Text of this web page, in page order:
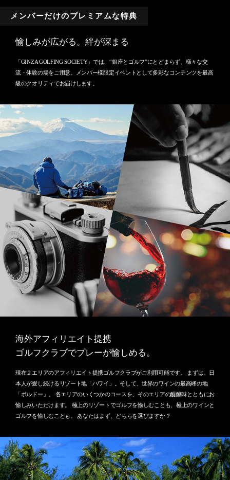
ログイン
TOP
ACCESS
EVENT
MENU
NEWS
ONLINE SHOP
メンバーだけのプレミアムな特典
愉しみが広がる。絆が深まる
「GINZA GOLFING SOCIETY」では、“銀座とゴルフ”にとどまらず、様々な交
流・体験の場をご用意。メンバー様限定イベントとして多彩なコンテンツを最高
級のクオリティでお届けします。
海外アフィリエイト提携
ゴルフクラブでプレーが愉しめる。
現在２エリアのアフィリエイト提携ゴルフクラブがご利用可能です。 まずは、日
本人が愛し続けるリゾート地「ハワイ」。そして、世界のワインの最高峰の地
「ボルドー」。 各エリアのいくつかのコースを、そのエリアの醍醐味とともにお
愉しみいただけます。 極上のリゾートでゴルフを愉しむことも、極上のワインと
ゴルフを愉しむことも。 あなたはまず、どちらを選びますか？